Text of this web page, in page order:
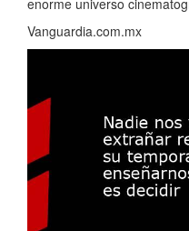
enorme universo
Vanguardia.com.mx